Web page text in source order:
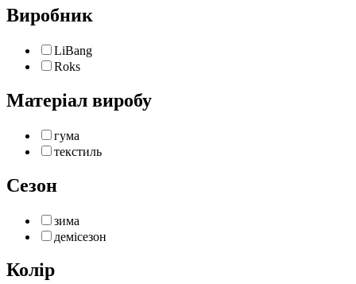
Виробник
LiBang
Roks
Матеріал виробу
гума
текстиль
Сезон
зима
демісезон
Колір